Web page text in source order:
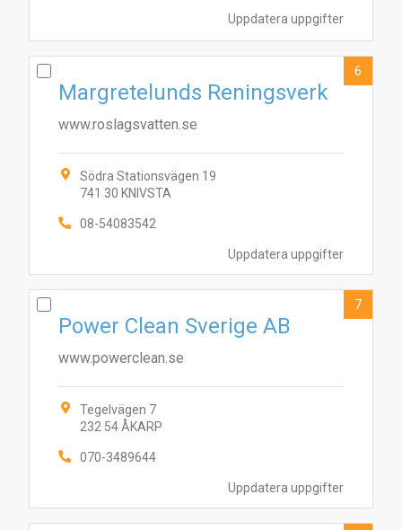
Uppdatera uppgifter
Uppdatera uppgifter
Margretelunds Reningsverk
www.roslagsvatten.se
Södra Stationsvägen 19
741 30 KNIVSTA
08-54083542
6
Uppdatera uppgifter
Power Clean Sverige AB
www.powerclean.se
Tegelvägen 7
232 54 ÅKARP
070-3489644
7